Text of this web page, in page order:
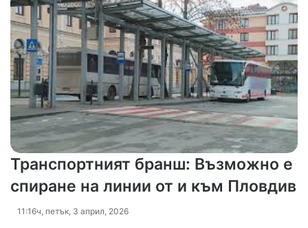
Транспортният бранш: Възможно е
спиране на линии от и към Пловдив
11:16ч, петък, 3 април, 2026